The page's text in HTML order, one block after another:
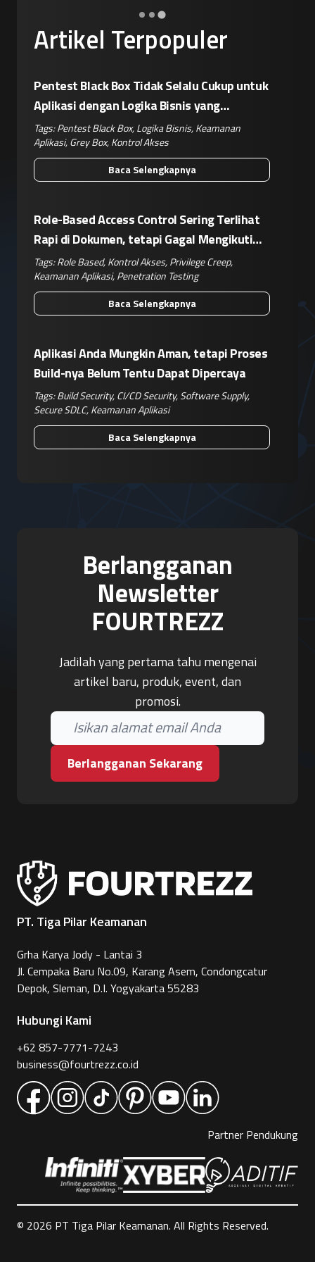
Artikel Terpopuler
Pentest Black Box Tidak Selalu Cukup untuk
Aplikasi dengan Logika Bisnis yang
Kompleks
Tags:Pentest Black Box,Logika Bisnis,Keamanan
Aplikasi,Grey Box,Kontrol Akses
Baca Selengkapnya
Role-Based Access Control Sering Terlihat
Rapi di Dokumen, tetapi Gagal Mengikuti
Operasional Nyata
Tags:Role Based,Kontrol Akses,Privilege Creep,
Keamanan Aplikasi,Penetration Testing
Baca Selengkapnya
Aplikasi Anda Mungkin Aman, tetapi Proses
Build-nya Belum Tentu Dapat Dipercaya
Tags:Build Security,CI/CD Security,Software Supply,
Secure SDLC,Keamanan Aplikasi
Baca Selengkapnya
Berlangganan
Newsletter
FOURTREZZ
Jadilah yang pertama tahu mengenai
artikel baru, produk, event, dan
promosi.
Berlangganan Sekarang
PT. Tiga Pilar Keamanan
Grha Karya Jody - Lantai 3
Jl. Cempaka Baru No.09, Karang Asem, Condongcatur
Depok, Sleman, D.I. Yogyakarta 55283
Hubungi Kami
+62 857-7771-7243
business@fourtrezz.co.id
Partner Pendukung
© 2026 PT Tiga Pilar Keamanan. All Rights Reserved.